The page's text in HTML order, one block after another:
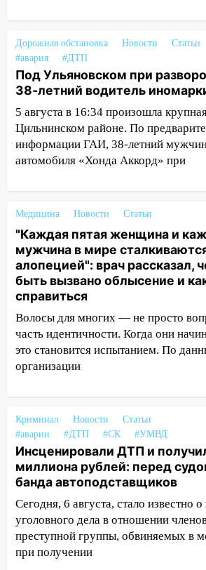
15:34 После вмешательства
прокуратуры в селах
области привели в порядок
площадки
15:27 Прокуратура
капремонт школы в селе
15:08 В Кузоватово после
проверки обновили
14:40
На проспекте Гая в
запретили остановку
50-метровом участке
14:22 В Новом городе 8
большой фестиваль «Наше
мотофристайлом и
«Мураками»
14:04 Жару смоет ливнями:
погоды в Ульяновской
выходные 8-9 августа
полицейские проведут
пассажира»
13:20 В Ульяновске за один
обокрали женщину на
подростка в сквере
13:01
В Димитровграде
выбросил из машины
гранату: его задержали
Дорожная обстановка Новости
Статьи
#авария
#ДТП
Под Ульяновском при
38-летний водитель
5 августа в 16:34 произошла
Цильнинском районе. По
информации ГАИ, 38-летний
автомобиля «Хонда Аккорд» при
Медицина Новости Статьи
"Каждая пятая женщина и
мужчина в мире
алопецией": врач рассказал,
быть вызвано облысение и
справиться
Волосы для многих — не просто
часть идентичности. Когда они
это становится испытанием. По
организации
Криминал Новости
Статьи
#аварии
#ДТП #СК #УМВД
Инсценировали ДТП и
миллиона рублей: перед
банда автоподставщиков
Сегодня, 6 августа, стало известно
уголовного дела в отношении
преступной группы, обвиняемых в
при получении